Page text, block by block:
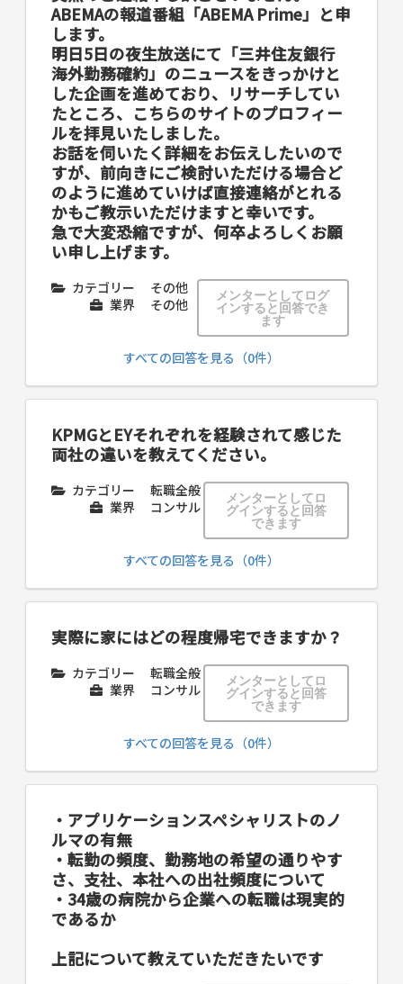
ABEMAの報道番組「ABEMA Prime」と申
します。
明日5日の夜生放送にて「三井住友銀行
海外勤務確約」のニュースをきっかけと
した企画を進めており、リサーチしてい
たところ、こちらのサイトのプロフィー
ルを拝見いたしました。
お話を伺いたく詳細をお伝えしたいので
すが、前向きにご検討いただける場合ど
のように進めていけば直接連絡がとれる
かもご教示いただけますと幸いです。
急で大変恐縮ですが、何卒よろしくお願
い申し上げます。
カテゴリー
その他
業界
その他
メンターとしてログ
インすると回答でき
ます
すべての回答を見る（0件）
KPMGとEYそれぞれを経験されて感じた
両社の違いを教えてください。
カテゴリー
転職全般
業界
コンサル
メンターとしてロ
グインすると回答
できます
すべての回答を見る（0件）
実際に家にはどの程度帰宅できますか？
カテゴリー
転職全般
業界
コンサル
メンターとしてロ
グインすると回答
できます
すべての回答を見る（0件）
・アプリケーションスペシャリストのノ
ルマの有無
・転勤の頻度、勤務地の希望の通りやす
さ、支社、本社への出社頻度について
・34歳の病院から企業への転職は現実的
であるか
上記について教えていただきたいです